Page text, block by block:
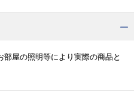
屋の照明等により実際の商品と